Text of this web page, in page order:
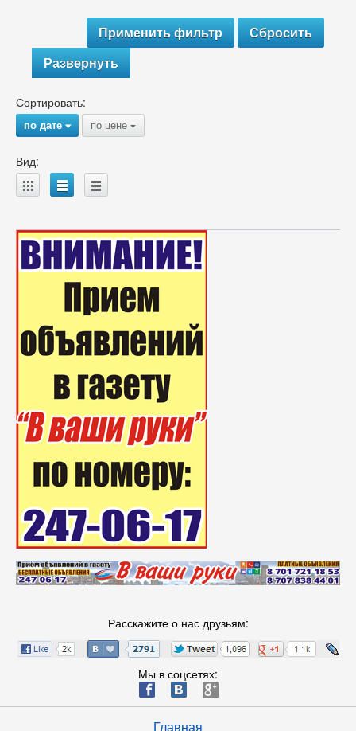
Развернуть
Сортировать:
по дате{ по цене {
Вид:
A B C
Расскажите о нас друзьям:
Мы в соцсетях:
ä æ è
Главная